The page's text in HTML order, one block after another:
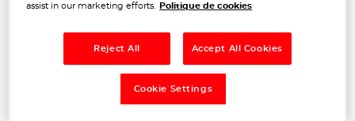
Téléphone
Voir plus
GARAGE DES 4 COMMUNES
assist in our marketing efforts.
Politique de cookies
Reject All Accept All Cookies
Cookie Settings